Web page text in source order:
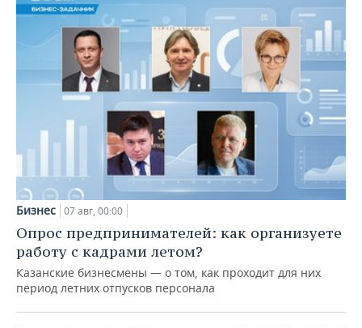
Бизнес 07 авг, 00:00
Опрос предпринимателей: как организуете
работу с кадрами летом?
Казанские бизнесмены — о том, как проходит для них
период летних отпусков персонала